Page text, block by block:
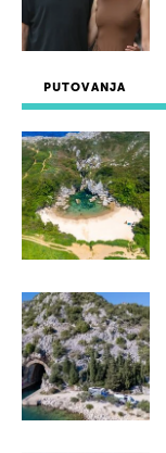
PUTOVANJA